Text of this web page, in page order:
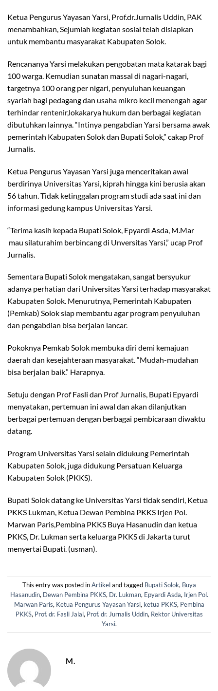
Ketua Pengurus Yayasan Yarsi, Prof.dr.Jurnalis Uddin, PAK
menambahkan, Sejumlah kegiatan sosial telah disiapkan
untuk membantu masyarakat Kabupaten Solok.
Rencananya Yarsi melakukan pengobatan mata katarak bagi
100 warga. Kemudian sunatan massal di nagari-nagari,
targetnya 100 orang per nigari, penyuluhan keuangan
syariah bagi pedagang dan usaha mikro kecil menengah agar
terhindar rentenir,lokakarya hukum dan berbagai kegiatan
dibutuhkan lainnya. “Intinya pengabdian Yarsi bersama awak
pemerintah Kabupaten Solok dan Bupati Solok,” cakap Prof
Jurnalis.
Ketua Pengurus Yayasan Yarsi juga menceritakan awal
berdirinya Universitas Yarsi, kiprah hingga kini berusia akan
56 tahun. Tidak ketinggalan program studi ada saat ini dan
informasi gedung kampus Universitas Yarsi.
“Terima kasih kepada Bupati Solok, Epyardi Asda, M.Mar
mau silaturahim berbincang di Unversitas Yarsi,” ucap Prof
Jurnalis.
Sementara Bupati Solok mengatakan, sangat bersyukur
adanya perhatian dari Universitas Yarsi terhadap masyarakat
Kabupaten Solok. Menurutnya, Pemerintah Kabupaten
(Pemkab) Solok siap membantu agar program penyuluhan
dan pengabdian bisa berjalan lancar.
Pokoknya Pemkab Solok membuka diri demi kemajuan
daerah dan kesejahteraan masyarakat. “Mudah-mudahan
bisa berjalan baik.” Harapnya.
Setuju dengan Prof Fasli dan Prof Jurnalis, Bupati Epyardi
menyatakan, pertemuan ini awal dan akan dilanjutkan
berbagai pertemuan dengan berbagai pembicaraan diwaktu
datang.
Program Universitas Yarsi selain didukung Pemerintah
Kabupaten Solok, juga didukung Persatuan Keluarga
Kabupaten Solok (PKKS).
Bupati Solok datang ke Universitas Yarsi tidak sendiri, Ketua
PKKS Lukman, Ketua Dewan Pembina PKKS Irjen Pol.
Marwan Paris,Pembina PKKS Buya Hasanudin dan ketua
PKKS, Dr. Lukman serta keluarga PKKS di Jakarta turut
menyertai Bupati. (usman).
This entry was posted inArtikeland tagged Bupati Solok, Buya
Hasanudin, Dewan Pembina PKKS, Dr. Lukman, Epyardi Asda, Irjen Pol.
Marwan Paris, Ketua Pengurus Yayasan Yarsi, ketua PKKS, Pembina
PKKS, Prof. dr. Fasli Jalal, Prof. dr. Jurnalis Uddin, Rektor Universitas
Yarsi.
M.